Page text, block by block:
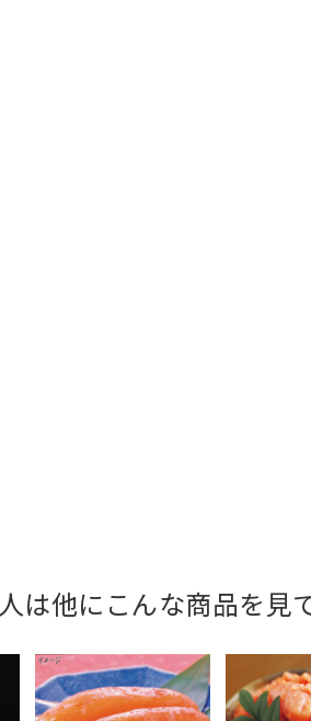
は他にこんな商品を見